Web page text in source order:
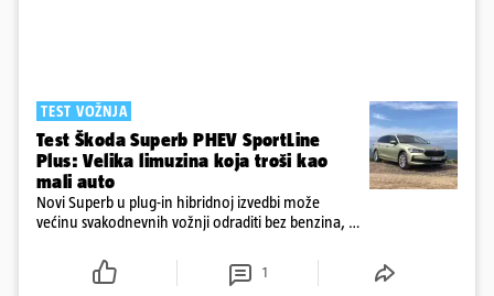
TEST VOŽNJA
Test Škoda Superb PHEV SportLine
Plus: Velika limuzina koja troši kao
mali auto
Novi Superb u plug-in hibridnoj izvedbi može
većinu svakodnevnih vožnji odraditi bez benzina, a
1